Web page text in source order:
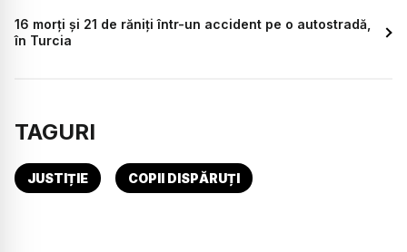
16 morţi şi 21 de răniţi într-un accident pe o autostradă,
în Turcia
TAGURI
JUSTIȚIE COPII DISPĂRUȚI